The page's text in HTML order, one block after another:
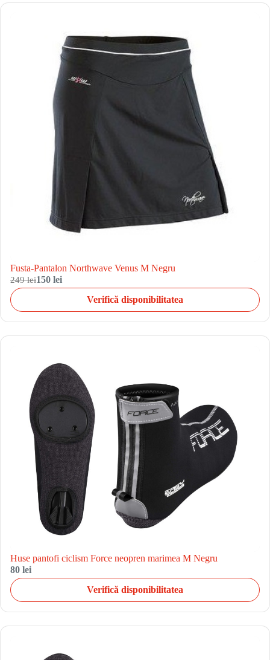
Fusta-Pantalon Northwave Venus M Negru
249 lei150 lei
Verifică disponibilitatea
Huse pantofi ciclism Force neopren marimea M Negru
80 lei
Verifică disponibilitatea